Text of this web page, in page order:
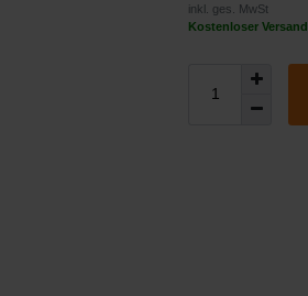
inkl. ges. MwSt
Kostenloser Versand